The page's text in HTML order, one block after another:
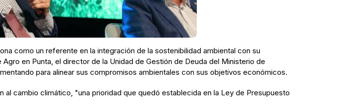
como un referente en la integración de la sostenibilidad ambiental con su
en Punta, el director de la Unidad de Gestión de Deuda del Ministerio de
para alinear sus compromisos ambientales con sus objetivos económicos.
cambio climático, "una prioridad que quedó establecida en la Ley de Presupuesto